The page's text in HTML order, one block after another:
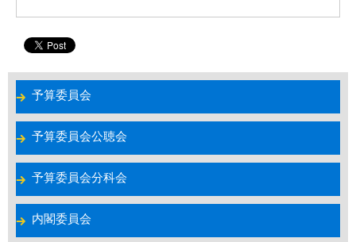
予算委員会
予算委員会公聴会
予算委員会分科会
内閣委員会